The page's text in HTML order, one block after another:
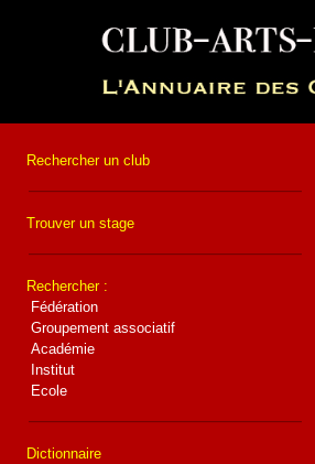
Rechercher un club
Trouver un stage
Rechercher :
Fédération
Groupement associatif
Académie
Institut
Ecole
Dictionnaire